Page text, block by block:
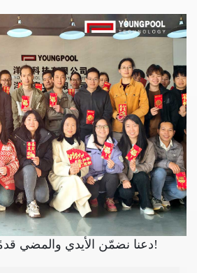
دعنا نضمّن الأيدي والمضي قدمًا معًا في 2025!